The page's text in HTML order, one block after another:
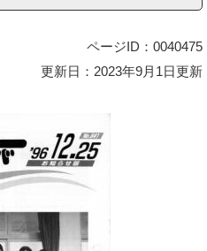
ページID：0040475
更新日：2023年9月1日更新